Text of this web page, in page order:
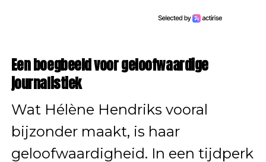
Een boegbeeld voor geloofwaardige
journalistiek
Wat Hélène Hendriks vooral
bijzonder maakt, is haar
geloofwaardigheid. In een tijdperk